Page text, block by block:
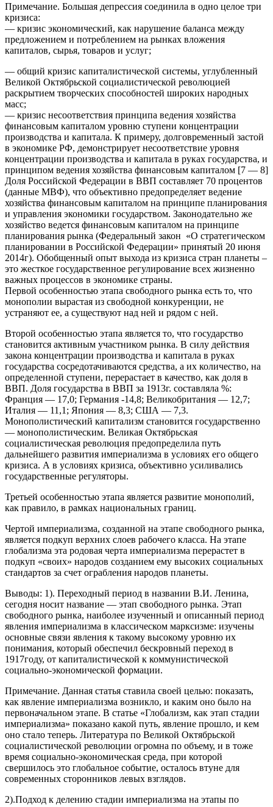
Примечание. Большая депрессия соединила в одно целое три
кризиса:
— кризис экономический, как нарушение баланса между
предложением и потреблением на рынках вложения
капиталов, сырья, товаров и услуг;
— общий кризис капиталистической системы, углубленный
Великой Октябрьской социалистической революцией
раскрытием творческих способностей широких народных
масс;
— кризис несоответствия принципа ведения хозяйства
финансовым капиталом уровню ступени концентрации
производства и капитала. К примеру, долговременный застой
в экономике РФ, демонстрирует несоответствие уровня
концентрации производства и капитала в руках государства, и
принципом ведения хозяйства финансовым капиталом [7 — 8]
Доля Российской Федерации в ВВП составляет 70 процентов
(данные МВФ), что объективно предопределяет ведение
хозяйства финансовым капиталом на принципе планирования
и управления экономики государством. Законодательно же
хозяйство ведется финансовым капиталом на принципе
планирования рынка (Федеральный закон «О стратегическом
планировании в Российской Федерации» принятый 20 июня
2014г). Обобщенный опыт выхода из кризиса стран планеты –
это жесткое государственное регулирование всех жизненно
важных процессов в экономике страны.
Первой особенностью этапа свободного рынка есть то, что
монополии вырастая из свободной конкуренции, не
устраняют ее, а существуют над ней и рядом с ней.
Второй особенностью этапа является то, что государство
становится активным участником рынка. В силу действия
закона концентрации производства и капитала в руках
государства сосредотачиваются средства, а их количество, на
определенной ступени, перерастает в качество, как доля в
ВВП. Доля государства в ВВП за 1913г. составляла %:
Франция — 17,0; Германия -14,8; Великобритания — 12,7;
Италия — 11,1; Япония — 8,3; США — 7,3.
Монополистический капитализм становится государственно
— монополистическим. Великая Октябрьская
социалистическая революция предопределила путь
дальнейшего развития империализма в условиях его общего
кризиса. А в условиях кризиса, объективно усиливались
государственные регуляторы.
Третьей особенностью этапа является развитие монополий,
как правило, в рамках национальных границ.
Чертой империализма, созданной на этапе свободного рынка,
является подкуп верхних слоев рабочего класса. На этапе
глобализма эта родовая черта империализма перерастет в
подкуп «своих» народов созданием ему высоких социальных
стандартов за счет ограбления народов планеты.
Выводы: 1). Переходный период в названии В.И. Ленина,
сегодня носит название — этап свободного рынка. Этап
свободного рынка, наиболее изученный и описанный период
явления империализма в классическом марксизме: изучены
основные связи явления к такому высокому уровню их
понимания, который обеспечил бескровный переход в
1917году, от капиталистической к коммунистической
социально-экономической формации.
Примечание. Данная статья ставила своей целью: показать,
как явление империализма возникло, и каким оно было на
первоначальном этапе. В статье «Глобализм, как этап стадии
империализма» показано какой путь, явление прошло, и кем
оно стало теперь. Литература по Великой Октябрьской
социалистической революции огромна по объему, и в тоже
время социально-экономическая среда, при которой
свершилось это глобальное событие, осталось втуне для
современных сторонников левых взглядов.
2).Подход к делению стадии империализма на этапы по